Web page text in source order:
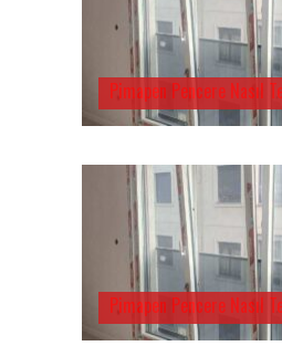
Pimapen Pencere Nasıl
Pimapen Pencere Nasıl